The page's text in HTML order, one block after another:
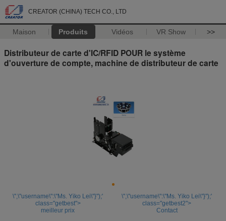
CREATOR (CHINA) TECH CO., LTD
Maison Produits Vidéos VR Show >>
Distributeur de carte d'IC/RFID POUR le système
d'ouverture de compte, machine de distributeur de carte
\",\"username\":\"Ms. Yiko Lei\"}");'
class="getbest">
meilleur prix
\",\"username\":\"Ms. Yiko Lei\"}");'
class="getbest2">
Contact